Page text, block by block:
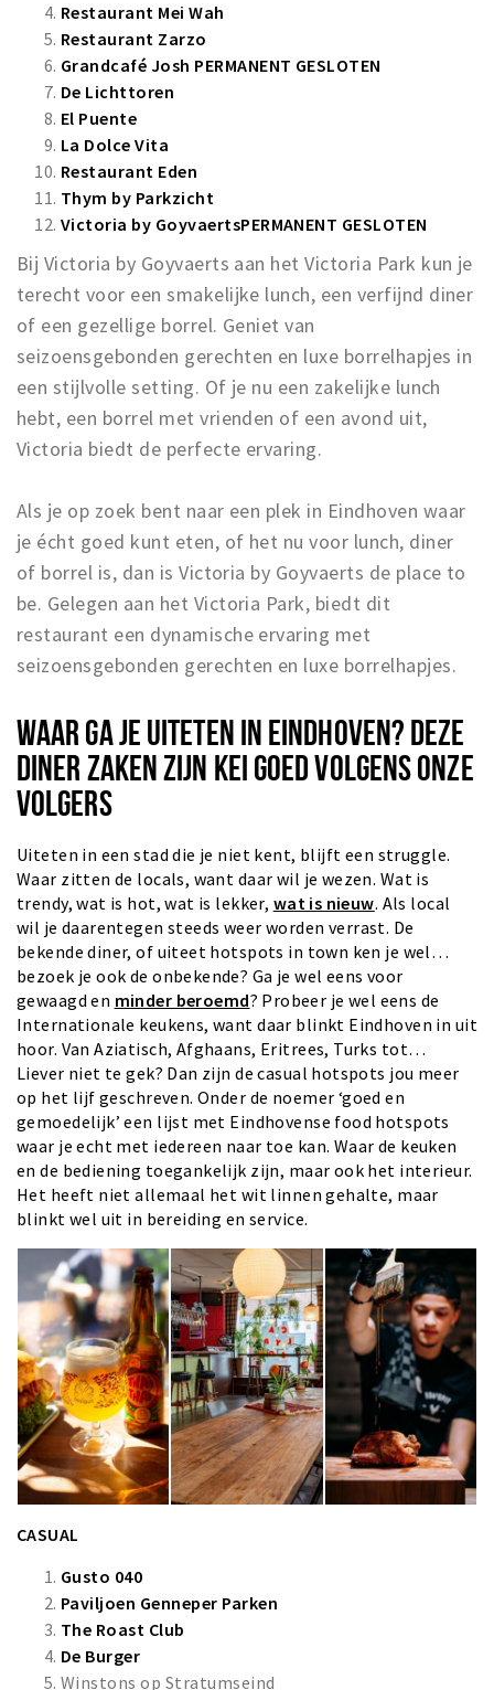
Restaurant Mei Wah
Restaurant Zarzo
Grandcafé Josh PERMANENT GESLOTEN
De Lichttoren
El Puente
La Dolce Vita
Restaurant Eden
Thym by Parkzicht
Victoria by GoyvaertsPERMANENT GESLOTEN
Bij Victoria by Goyvaerts aan het Victoria Park kun je
terecht voor een smakelijke lunch, een verfijnd diner
of een gezellige borrel. Geniet van
seizoensgebonden gerechten en luxe borrelhapjes in
een stijlvolle setting. Of je nu een zakelijke lunch
hebt, een borrel met vrienden of een avond uit,
Victoria biedt de perfecte ervaring.
Als je op zoek bent naar een plek in Eindhoven waar
je écht goed kunt eten, of het nu voor lunch, diner
of borrel is, dan is Victoria by Goyvaerts de place to
be. Gelegen aan het Victoria Park, biedt dit
restaurant een dynamische ervaring met
seizoensgebonden gerechten en luxe borrelhapjes.
WAAR GA JE UITETEN IN EINDHOVEN? DEZE
DINER ZAKEN ZIJN KEI GOED VOLGENS ONZE
VOLGERS
Uiteten in een stad die je niet kent, blijft een struggle.
Waar zitten de locals, want daar wil je wezen. Wat is
trendy, wat is hot, wat is lekker, wat is nieuw. Als local
wil je daarentegen steeds weer worden verrast. De
bekende diner, of uiteet hotspots in town ken je wel…
bezoek je ook de onbekende? Ga je wel eens voor
gewaagd en minder beroemd? Probeer je wel eens de
Internationale keukens, want daar blinkt Eindhoven in uit
hoor. Van Aziatisch, Afghaans, Eritrees, Turks tot…
Liever niet te gek? Dan zijn de casual hotspots jou meer
op het lijf geschreven. Onder de noemer ‘goed en
gemoedelijk’ een lijst met Eindhovense food hotspots
waar je echt met iedereen naar toe kan. Waar de keuken
en de bediening toegankelijk zijn, maar ook het interieur.
Het heeft niet allemaal het wit linnen gehalte, maar
blinkt wel uit in bereiding en service.
CASUAL
Gusto 040
Paviljoen Genneper Parken
The Roast Club
De Burger
Winstons op Stratumseind